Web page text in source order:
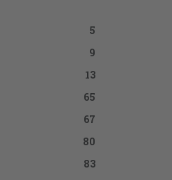
5
9
13
65
67
80
83